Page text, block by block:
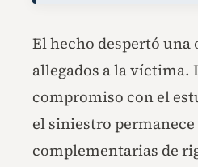
El hecho despertó una
allegados a la víctima.
compromiso con el
el siniestro permanece
complementarias de